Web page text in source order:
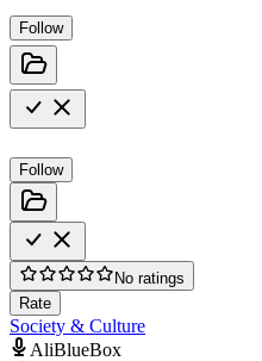
Follow
Follow
No ratings
Rate
Society & Culture
AliBlueBox